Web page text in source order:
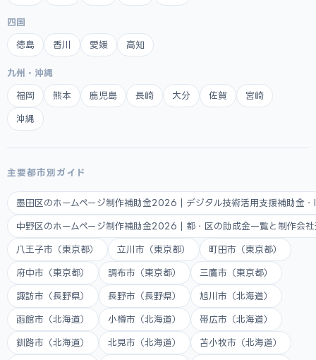
四国
徳島 香川 愛媛 高知
九州・沖縄
福岡 熊本 鹿児島 長崎 大分 佐賀 宮崎
沖縄
主要都市別ガイド
墨田区のホームページ制作補助金2026｜デジタル技術活用支援補助金
中野区のホームページ制作補助金2026｜都・区の助成金一覧と制作会
八王子市（東京都） 立川市（東京都） 町田市（東京都）
府中市（東京都） 調布市（東京都） 三鷹市（東京都）
諏訪市（長野県） 長野市（長野県） 旭川市（北海道）
函館市（北海道） 小樽市（北海道） 帯広市（北海道）
釧路市（北海道） 北見市（北海道） 苫小牧市（北海道）